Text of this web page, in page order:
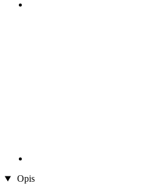
Opis